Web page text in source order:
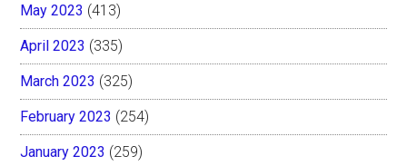
May 2023 (413)
April 2023 (335)
March 2023 (325)
February 2023 (254)
January 2023 (259)